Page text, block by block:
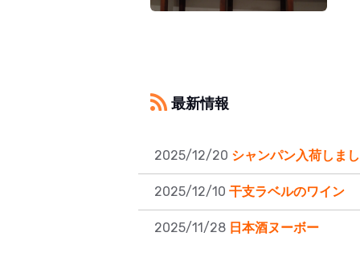
最新情報
2025/12/20 シャンパン入荷しま
2025/12/10 干支ラベルのワイン
2025/11/28 日本酒ヌーボー